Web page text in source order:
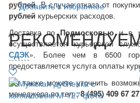
рублей. В случае отказа от
рублей курьерских расходов.
Доставка поПодмосковьюи в
осуществляется курьерской
СДЭК». Более чем в 6500
предоставляется услуга оплаты
Вы также можете уточнить
менеджера по тел.:8 (495) 409 67 27
Добавить в избранное